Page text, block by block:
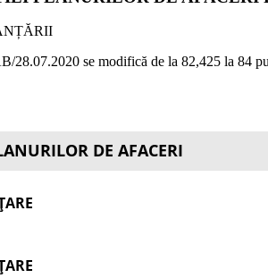
se modifică de la 82,425 la 84
DE AFACERI